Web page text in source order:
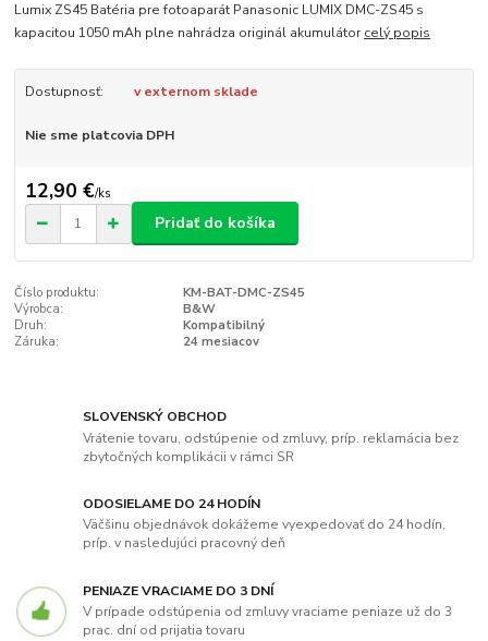
Lumix ZS45 Batéria pre fotoaparát Panasonic LUMIX DMC-ZS45 s
kapacitou 1050 mAh plne nahrádza originál akumulátorcelý popis
Dostupnosť: v externom sklade
Nie sme platcovia DPH
12,90 €/ks
Pridať do košíka
Číslo produktu:
KM-BAT-DMC-ZS45
Výrobca:
B&W
Druh:
Kompatibilný
Záruka:
24 mesiacov
SLOVENSKÝ OBCHOD
Vrátenie tovaru, odstúpenie od zmluvy, príp. reklamácia bez
zbytočných komplikácii v rámci SR
ODOSIELAME DO 24 HODÍN
Väčšinu objednávok dokážeme vyexpedovať do 24 hodín,
príp. v nasledujúci pracovný deň
PENIAZE VRACIAME DO 3 DNÍ
V prípade odstúpenia od zmluvy vraciame peniaze už do 3
prac. dní od prijatia tovaru